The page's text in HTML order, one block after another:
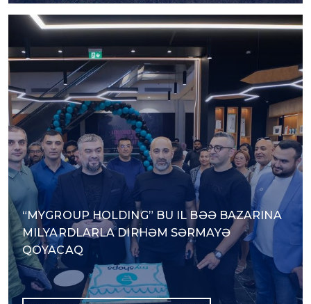
“MYGROUP HOLDING” BU IL BƏƏ BAZARINA
MILYARDLARLA DIRHƏM SƏRMAYƏ
QOYACAQ